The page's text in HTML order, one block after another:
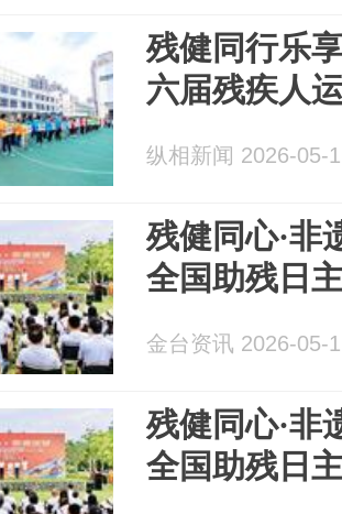
残健同行乐
六届残疾人
纵相新闻 2026-05-
残健同心·非
全国助残日
金台资讯 2026-05-
残健同心·非
全国助残日